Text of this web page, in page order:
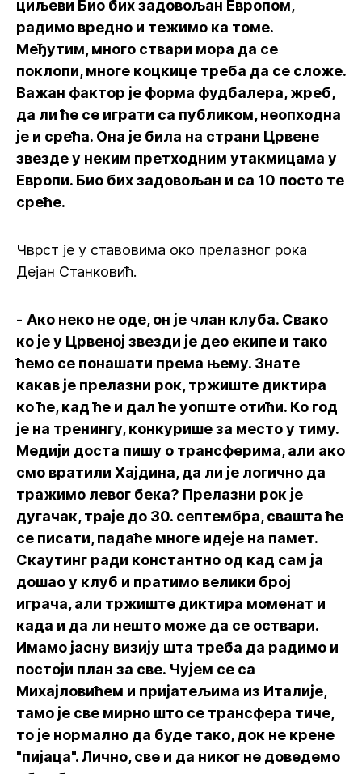
циљеви Био бих задовољан Европом,
радимо вредно и тежимо ка томе.
Међутим, много ствари мора да се
поклопи, многе коцкице треба да се сложе.
Важан фактор је форма фудбалера, жреб,
да ли ће се играти са публиком, неопходна
је и срећа. Она је била на страни Црвене
звезде у неким претходним утакмицама у
Европи. Био бих задовољан и са 10 посто те
среће.
Чврст је у ставовима око прелазног рока
Дејан Станковић.
- Ако неко не оде, он је члан клуба. Свако
ко је у Црвеној звезди је део екипе и тако
ћемо се понашати према њему. Знате
какав је прелазни рок, тржиште диктира
ко ће, кад ће и дал ће уопште отићи. Ко год
је на тренингу, конкурише за место у тиму.
Медији доста пишу о трансферима, али ако
смо вратили Хајдина, да ли је логично да
тражимо левог бека? Прелазни рок је
дугачак, траје до 30. септембра, свашта ће
се писати, падаће многе идеје на памет.
Скаутинг ради константно од кад сам ја
дошао у клуб и пратимо велики број
играча, али тржиште диктира моменат и
када и да ли нешто може да се оствари.
Имамо јасну визију шта треба да радимо и
постоји план за све. Чујем се са
Михајловићем и пријатељима из Италије,
тамо је све мирно што се трансфера тиче,
то је нормално да буде тако, док не крене
"пијаца". Лично, све и да никог не доведемо